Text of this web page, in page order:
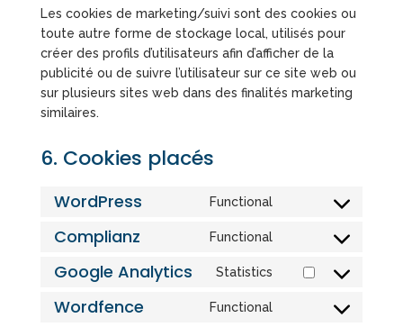
Les cookies de marketing/suivi sont des cookies ou
toute autre forme de stockage local, utilisés pour
créer des profils d’utilisateurs afin d’afficher de la
publicité ou de suivre l’utilisateur sur ce site web ou
sur plusieurs sites web dans des finalités marketing
similaires.
6. Cookies placés
WordPress Functional
wordpress
Complianz Functional
complianz
Google Analytics Statistics
Consent
Wordfence Functional